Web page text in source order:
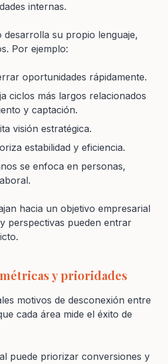
internas.
desarrolla su propio lenguaje,
Por ejemplo:
oportunidades rápidamente.
ciclos más largos relacionados
y captación.
visión estratégica.
estabilidad y eficiencia.
se enfoca en personas,
hacia un objetivo empresarial
perspectivas pueden entrar
y prioridades
motivos de desconexión entre
cada área mide el éxito de
puede priorizar conversiones y